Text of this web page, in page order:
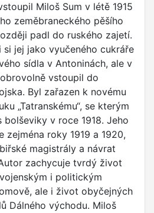
Miloš Sum v létě 1915
zeměbraneckého pěšího
padl do ruského zajetí.
jej jako vyučeného cukráře
sídla v Antoninách, ale v
vstoupil do
Byl zařazen k novému
„Tatranskému“, se kterým
v roce 1918. Jeho
zejména roky 1919 a 1920,
magistrály a návrat
zachycuje tvrdý život
i politickým
ale i život obyčejných
Dálného východu. Miloš